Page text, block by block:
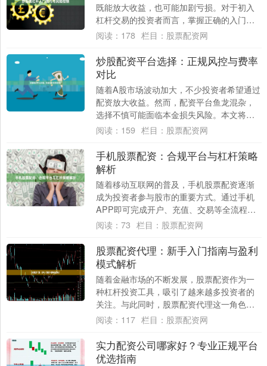
既能放大收益，也可能加剧亏损。对于初入
杠杆交易的投资者而言，掌握正确的入门技
巧与严格的风险控制，是确保资金安全、实
阅读： 178 栏目： 股票配资网
炒股配资平台选择：正规风控与费率
对比
随着A股市场波动加大，不少投资者希望通过
配资放大收益。然而，配资平台鱼龙混杂，
选择不慎可能面临本金损失风险。本文将从
正规性、风控体系和费率三个核心维度，帮
阅读： 159 栏目： 股票配资网
手机股票配资：合规平台与杠杆策略
解析
随着移动互联网的普及，手机股票配资逐渐
成为投资者参与股市的重要方式。通过手机
APP即可完成开户、充值、交易等全流程操
作，极大提升了投资便利性。然而股票配资
阅读： 73 栏目： 股票配资网
股票配资代理：新手入门指南与盈利
模式解析
随着金融市场的不断发展，股票配资作为一
种杠杆投资工具，吸引了越来越多投资者的
关注。与此同时，股票配资代理这一角色也
逐渐走入大众视野。对于想要尝试这一领域
阅读： 117 栏目： 股票配资网
实力配资公司哪家好？专业正规平台
优选指南